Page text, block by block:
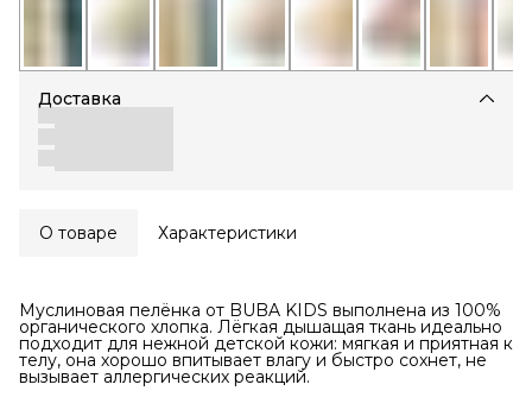
Доставка
О товаре Характеристики
Муслиновая пелёнка от BUBA KIDS выполнена из 100%
органического хлопка. Лёгкая дышащая ткань идеально
подходит для нежной детской кожи: мягкая и приятная к
телу, она хорошо впитывает влагу и быстро сохнет, не
вызывает аллергических реакций.